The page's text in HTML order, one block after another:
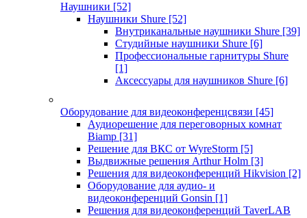
Наушники [52]
Наушники Shure [52]
Внутриканальные наушники Shure [39]
Студийные наушники Shure [6]
Профессиональные гарнитуры Shure
[1]
Аксессуары для наушников Shure [6]
Оборудование для видеоконференцсвязи [45]
Аудиорешение для переговорных комнат
Biamp [31]
Решение для ВКС от WyreStorm [5]
Выдвижные решения Arthur Holm [3]
Решения для видеоконференций Hikvision [2]
Оборудование для аудио- и
видеоконференций Gonsin [1]
Решения для видеоконференций TaverLAB